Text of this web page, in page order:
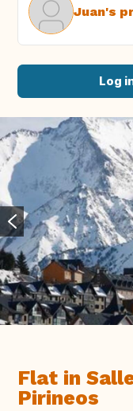
Juan's
Log
Flat in
Pirineos